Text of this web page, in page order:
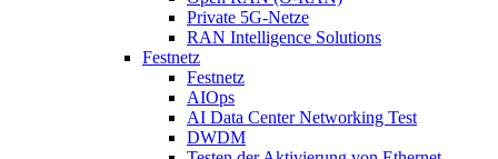
Private 5G-Netze
RAN Intelligence Solutions
Festnetz
Festnetz
AIOps
AI Data Center Networking Test
DWDM